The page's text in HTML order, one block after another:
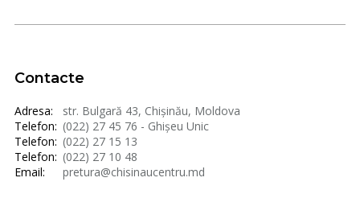
Contacte
Adresa:
str. Bulgară 43, Chișinău, Moldova
Telefon: (022) 27 45 76 - Ghișeu Unic
Telefon: (022) 27 15 13
Telefon: (022) 27 10 48
Email:
pretura@chisinaucentru.md